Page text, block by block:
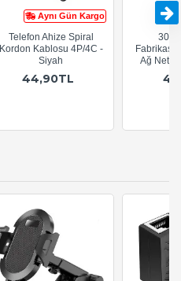
Aynı Gün Kargo
Telefon Ahize Spiral
Kordon Kablosu 4P/4C -
Siyah
44,90TL
Ağ